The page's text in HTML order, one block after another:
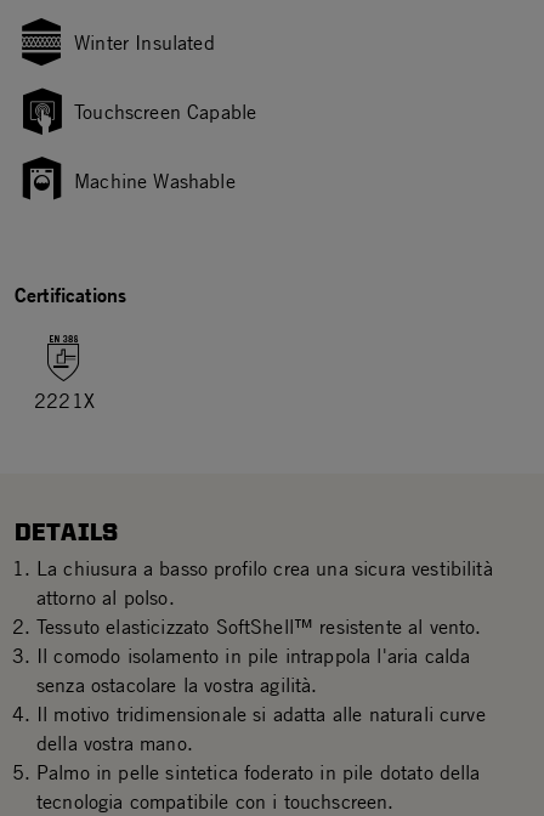
Winter Insulated
Touchscreen Capable
Machine Washable
Certifications
2221X
DETAILS
La chiusura a basso profilo crea una sicura vestibilità
attorno al polso.
Tessuto elasticizzato SoftShell™ resistente al vento.
Il comodo isolamento in pile intrappola l'aria calda
senza ostacolare la vostra agilità.
Il motivo tridimensionale si adatta alle naturali curve
della vostra mano.
Palmo in pelle sintetica foderato in pile dotato della
tecnologia compatibile con i touchscreen.